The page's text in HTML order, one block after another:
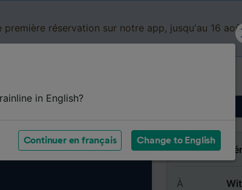
réservation sur notre app, jusqu'au 16
De
À
in English?
Continuer en français Change to English